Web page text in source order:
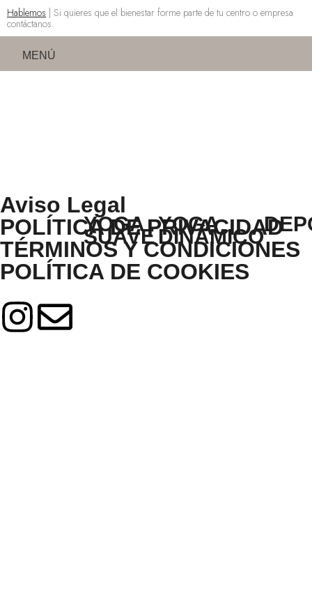
Hablemos | Si quieres que el bienestar forme parte de tu centro o empresa
contáctanos.
MENÚ
YOGA
SUAVE
YOGA
DINÁMICO
Aviso Legal
POLÍTICA DE PRIVACIDAD
TÉRMINOS Y CONDICIONES
POLÍTICA DE COOKIES